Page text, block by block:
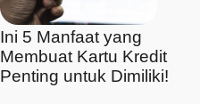
Ini 5 Manfaat yang
Membuat Kartu Kredit
Penting untuk Dimiliki!